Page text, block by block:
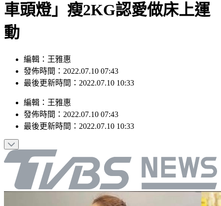
車頭燈」瘦2KG認愛做床上運
動
編輯：王雅惠
發佈時間：2022.07.10 07:43
最後更新時間：2022.07.10 10:33
編輯 ： 王雅惠
發佈時間： 2022.07.10 07:43
最後更新時間： 2022.07.10 10:33